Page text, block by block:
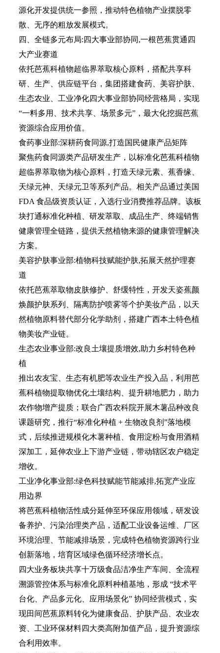
源化开发提供统一参照，推动特色植物产业摆脱零
散、无序的粗放发展模式。
四、全链多元布局:四大事业部协同,一根芭蕉贯通四
大产业赛道
依托芭蕉科植物超临界萃取核心原料，搭配共享科
研、生产、供应链平台，集团搭建食药、美容护肤、
生态农业、工业净化四大事业部协同经营格局，实现
“一料多用、技术共享、场景多元”，最大化挖掘芭蕉
资源综合应用价值。
食药事业部:深耕药食同源,打造国民健康产品矩阵
聚焦药食同源类产品研发生产，以标准化芭蕉科植物
超临界萃取物为核心原料，打造天绿元素、蕉香缘、
天绿元神、天绿元卫等系列产品。相关产品通过美国
FDA 食品级资质认证，入选行业消费推荐品牌。该板
块打通标准化种植、研发萃取、成品生产、终端销售
健康管理全链路，提供天然植物来源的健康管理解决
方案。
美容护肤事业部:植物科技赋能护肤,拓展天然护理赛
道
依托芭蕉萃取物皮肤修护、舒缓特性，开发天姿蕉颜
焕颜护肤系列、隔离防护喷雾等个护美妆产品，以天
然植物原料替代部分化学助剂，搭建广西本土特色植
物美妆产业链。
生态农业事业部:改良土壤提质增效,助力乡村特色种
植
推出农友宝、生态有机肥等农业生产投入品，利用芭
蕉科植物提取物优化土壤结构、提升耕地肥力，助力
农作物增产提质；联合广西农科院开展木薯品种改良
课题研究，推行“标准化种植 + 生物改良剂”落地模
式，后续推进规模化木薯种植、食用淀粉与食用酒精
深加工，延伸农业上下游产业链，带动辖区农户稳定
增收。
工业净化事业部:绿色科技赋能节能减排,拓宽产业应
用边界
将芭蕉科植物活性成分延伸至环保应用领域，研发设
备养护、污染治理类产品，适配工业设备运维、厂区
环境治理、节能减排场景，完成特色植物资源跨行业
创新落地，培育区域绿色循环经济增长点。
四大业务板块共享十万级食品洁净生产车间、全流程
溯源管控体系与标准化原料种植基地，形成 “技术平
台化、产品多元化、应用场景化” 协同经营模式，实
现田间芭蕉原料转化为健康食品、护肤产品、农业农
资、工业环保材料四大类高附加值产品，提升资源综
合利用效率。